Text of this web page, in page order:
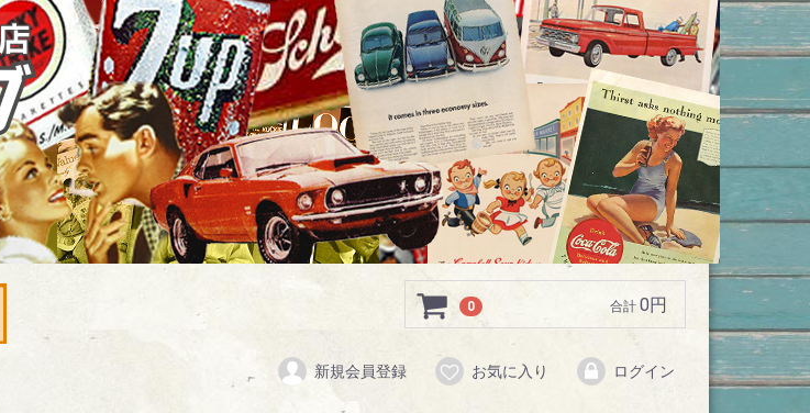
新規会員登録 お気に入り ログイン
0 合計 0円